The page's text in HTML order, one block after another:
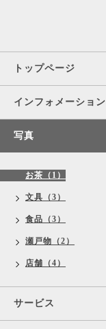
トップページ
インフォメーション
写真
お茶（1）
文具（3）
食品（3）
瀬戸物（2）
店舗（4）
サービス